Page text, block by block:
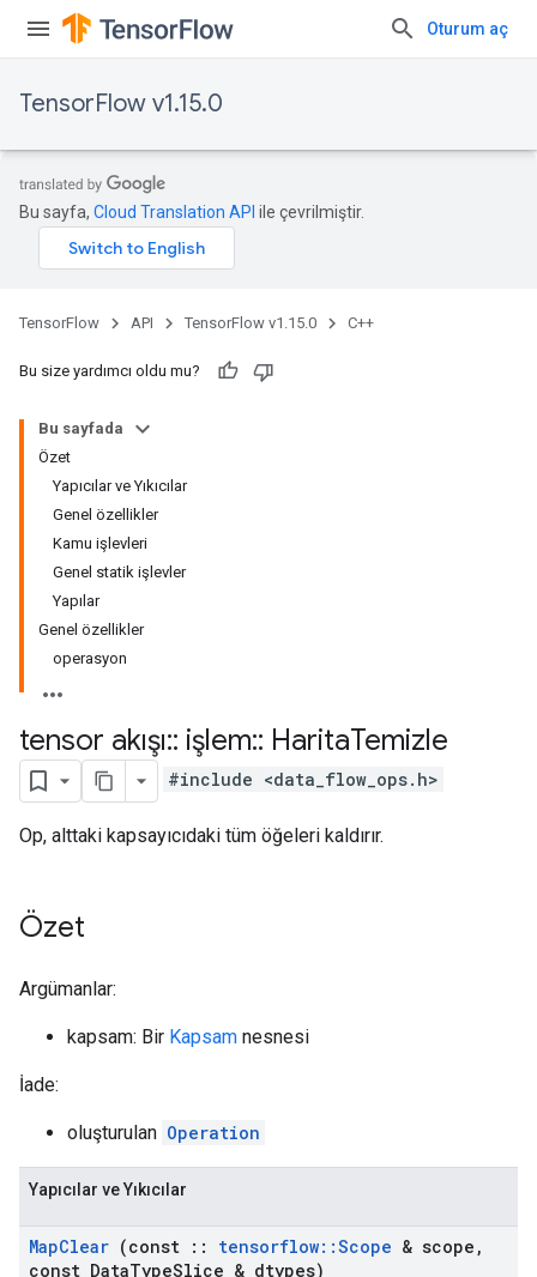
Oturum aç
TensorFlow v1.15.0
Bu sayfa, Cloud Translation API ile çevrilmiştir.
TensorFlow API TensorFlow v1.15.0 C++
Bu size yardımcı oldu mu?
Bu sayfada
Özet
Yapıcılar ve Yıkıcılar
Genel özellikler
Kamu işlevleri
Genel statik işlevler
Yapılar
Genel özellikler
operasyon
tensor akışı:: işlem:: HaritaTemizle
#include <data_flow_ops.h>
Op, alttaki kapsayıcıdaki tüm öğeleri kaldırır.
Özet
Argümanlar:
kapsam: Bir Kapsam nesnesi
İade:
oluşturulan Operation
Yapıcılar ve Yıkıcılar
MapClear (const :: tensorflow::Scope & scope ,
const DataTypeSlice & dtypes)